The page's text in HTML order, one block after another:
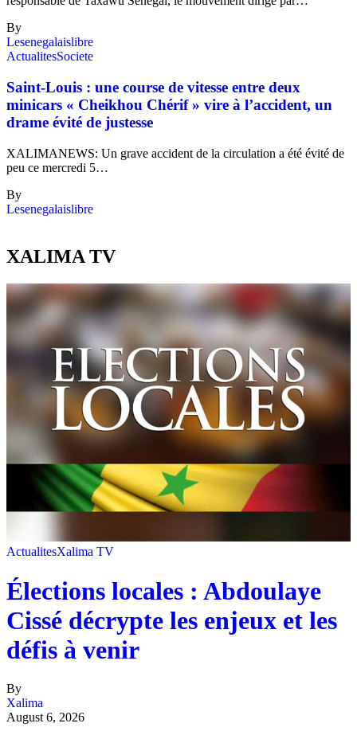
By
Lesenegalaislibre
ActualitesSociete
Saint-Louis : une course de vitesse entre deux
minicars « Cheikhou Chérif » vire à l’accident, un
drame évité de justesse
XALIMANEWS: Un grave accident de la circulation a été évité de
peu ce mercredi 5…
By
Lesenegalaislibre
XALIMA TV
ActualitesXalima TV
Élections locales : Abdoulaye
Cissé décrypte les enjeux et les
défis à venir
By
Xalima
August 6, 2026